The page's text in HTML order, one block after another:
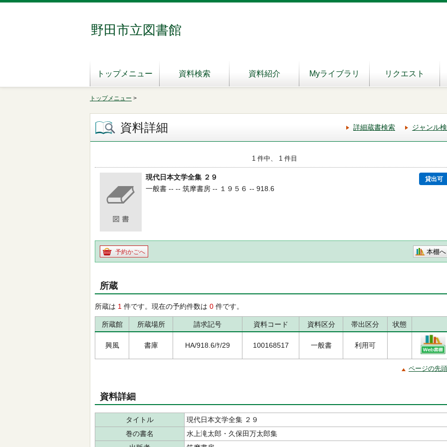
野田市立図書館
トップメニュー 資料検索 資料紹介 Myライブラリ リクエスト
トップメニュー >
資料詳細 詳細蔵書検索 ジャンル
1 件中、 1 件目
現代日本文学全集 ２９ 貸出可
一般書 -- -- 筑摩書房 -- １９５６ -- 918.6
予約かごへ 本棚へ
所蔵
所蔵は 1 件です。現在の予約件数は 0 件です。
所蔵館 所蔵場所 請求記号 資料コード 資料区分 帯出区分 状態
興風 書庫 HA/918.6/ｹ/29 100168517 一般書 利用可
ページの先
資料詳細
タイトル
現代日本文学全集 ２９
巻の書名
水上滝太郎・久保田万太郎集